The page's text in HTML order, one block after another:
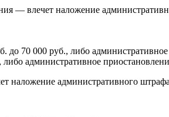
— влечет наложение
70 000 руб., либо административное
административное
наложение административного